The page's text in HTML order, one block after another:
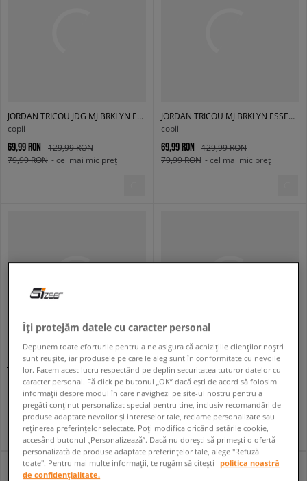
JORDAN TRICOU JDG MJ BRKLYN ESSENTIALS SS TE G
copii
69,99 RON
129,99 RON
79,99 RON - cel mai mic preț
JORDAN TRICOU MJ BRKLYN ESSENTIALS SS TEE GIRL
copii
69,99 RON
129,99 RON
79,99 RON - cel mai mic preț
JORDAN TRICOU JUMPMAN AIR EMBROIDER BOY
copii
89,99 RON
129,99 RON
99,99 RON - cel mai mic preț
copii
89,99 RON
129,99 RON
99,99 RON - cel mai mic preț
Îți protejăm datele cu caracter personal
Depunem toate eforturile pentru a ne asigura că achizițiile clienților noștri
sunt reușite, iar produsele pe care le aleg sunt în conformitate cu nevoile
lor. Facem acest lucru respectând pe deplin securitatea tuturor datelor cu
caracter personal. Fă click pe butonul „OK” dacă ești de acord să folosim
informații despre modul în care navighezi pe site-ul nostru pentru a
pregăti conținut personalizat special pentru tine, inclusiv recomandări de
produse adaptate nevoilor și intereselor tale, reclame personalizate sau
reținerea preferințelor selectate. Poți modifica oricând setările cookie,
accesând butonul „Personalizează”. Dacă nu dorești să primești o ofertă
personalizată de produse adaptate preferințelor tale, alege "Refuză
toate". Pentru mai multe informații, te rugăm să citești
politica noastră
de confidențialitate.